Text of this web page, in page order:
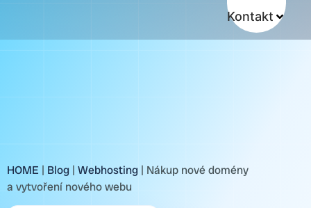
Kontakt
HOME | Blog | Webhosting | Nákup nové domény
a vytvoření nového webu